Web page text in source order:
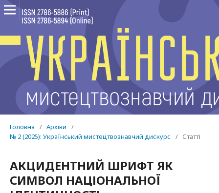
Головна / Архіви
/
№ 2 (2025): Український мистецтвознавчий дискурс
/ Статті
АКЦИДЕНТНИЙ ШРИФТ ЯК
СИМВОЛ НАЦІОНАЛЬНОЇ